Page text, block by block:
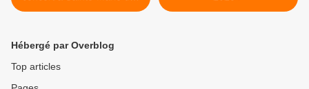
Batignolles Paris 17e
Hébergé par Overblog
Top articles